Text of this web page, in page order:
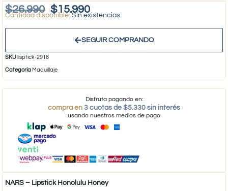
$26.990 $15.990
Sin existencias
SEGUIR COMPRANDO
SKU lisptick-2918
Categoría Maquillaje
Disfruta pagando en:
compra en 3 cuotas de $5.330 sin interés
usando nuestros medios de pago
NARS – Lipstick Honolulu Honey